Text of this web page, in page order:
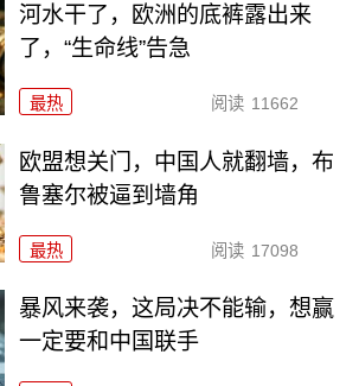
河水干了，欧洲的底裤露出来
了，“生命线”告急
最热 阅读 11662
欧盟想关门，中国人就翻墙，布
鲁塞尔被逼到墙角
最热 阅读 17098
暴风来袭，这局决不能输，想赢
一定要和中国联手